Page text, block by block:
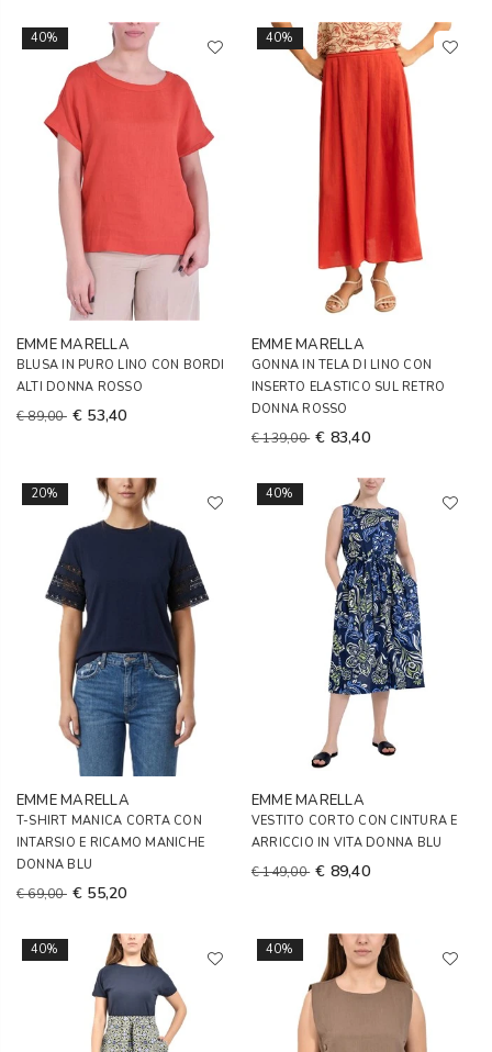
40%
EMME MARELLA
BLUSA IN PURO LINO CON BORDI
ALTI DONNA ROSSO
€ 89,00 € 53,40
40%
EMME MARELLA
GONNA IN TELA DI LINO CON
INSERTO ELASTICO SUL RETRO
DONNA ROSSO
€ 139,00 € 83,40
20%
EMME MARELLA
T-SHIRT MANICA CORTA CON
INTARSIO E RICAMO MANICHE
DONNA BLU
€ 69,00 € 55,20
40%
EMME MARELLA
VESTITO CORTO CON CINTURA E
ARRICCIO IN VITA DONNA BLU
€ 149,00 € 89,40
40% 40%